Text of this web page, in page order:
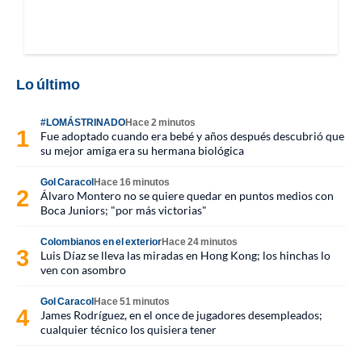
Lo último
#LOMÁSTRINADOHace 2 minutos
Fue adoptado cuando era bebé y años después descubrió que
su mejor amiga era su hermana biológica
Gol CaracolHace 16 minutos
Álvaro Montero no se quiere quedar en puntos medios con
Boca Juniors; "por más victorias"
Colombianos en el exteriorHace 24 minutos
Luis Díaz se lleva las miradas en Hong Kong; los hinchas lo
ven con asombro
Gol CaracolHace 51 minutos
James Rodríguez, en el once de jugadores desempleados;
cualquier técnico los quisiera tener